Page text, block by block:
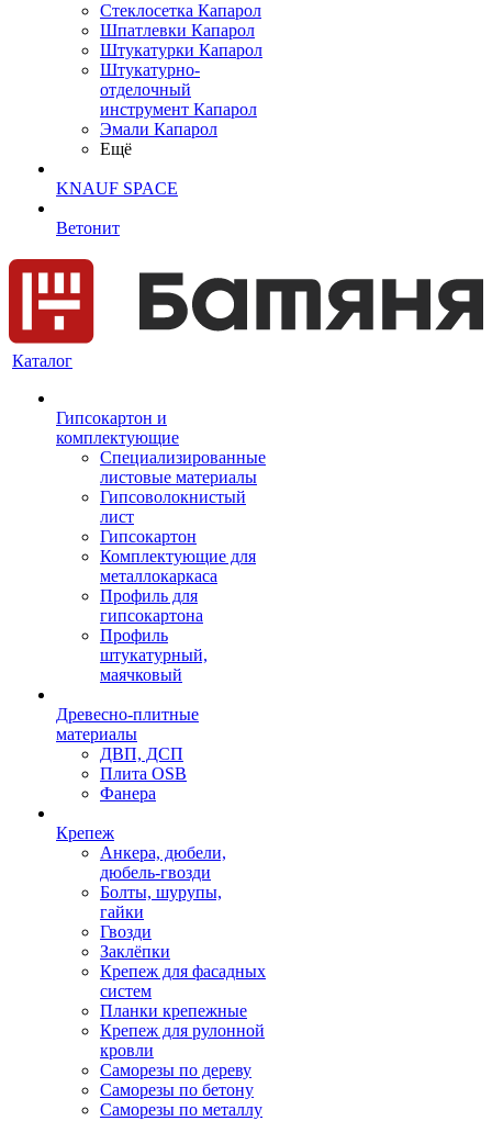
Cтеклосетка Капарол
Шпатлевки Капарол
Штукатурки Капарол
Штукатурно-
отделочный
инструмент Капарол
Эмали Капарол
Ещё
KNAUF SPACE
Ветонит
Каталог
Гипсокартон и
комплектующие
Специализированные
листовые материалы
Гипсоволокнистый
лист
Гипсокартон
Комплектующие для
металлокаркаса
Профиль для
гипсокартона
Профиль
штукатурный,
маячковый
Древесно-плитные
материалы
ДВП, ДСП
Плита OSB
Фанера
Крепеж
Анкера, дюбели,
дюбель-гвозди
Болты, шурупы,
гайки
Гвозди
Заклёпки
Крепеж для фасадных
систем
Планки крепежные
Крепеж для рулонной
кровли
Саморезы по дереву
Саморезы по бетону
Саморезы по металлу